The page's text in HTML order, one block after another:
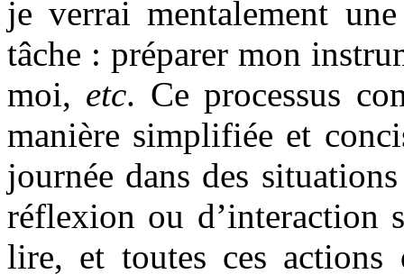
je verrai mentalement
tâche : préparer mon
moi, etc. Ce processus
manière simplifiée et
journée dans des
réflexion ou d’interaction
lire, et toutes ces actions